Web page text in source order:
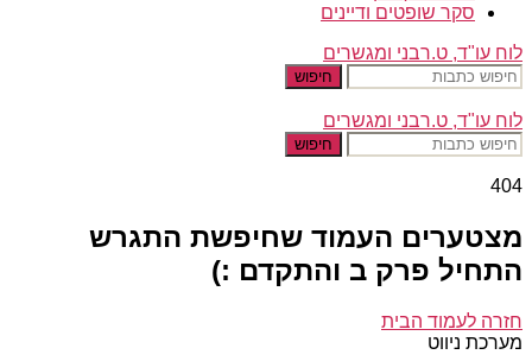
סקר שופטים ודיינים
לוח עו"ד, ט.רבני ומגשרים
חיפוש
לוח עו"ד, ט.רבני ומגשרים
חיפוש
404
מצטערים העמוד שחיפשת התגרש
התחיל פרק ב והתקדם :)
חזרה לעמוד הבית
מערכת ניווט